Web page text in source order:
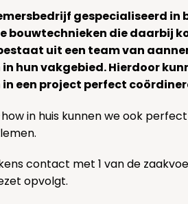
gespecialiseerd in
bouwtechnieken die daarbij
uit een team van
hun vakgebied. Hierdoor
een project perfect
in huis kunnen we ook
contact met 1 van de
opvolgt.